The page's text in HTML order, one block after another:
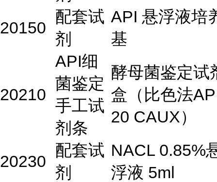
20150
配套试
剂
API 悬浮液培
基
20210
API细
菌鉴定
手工试
剂条
酵母菌鉴定试
盒（比色法
20 CAUX）
20230
配套试
剂
NACL 0.85%
浮液 5ml